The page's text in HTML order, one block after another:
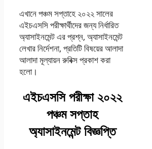
এখানে পঞ্চম সপ্তাহে ২০২২ সালের
এইচএসসি পরীক্ষার্থীদের জন্য নির্ধারিত
অ্যাসাইনমেন্ট এর প্রশ্ন, অ্যাসাইনমেন্ট
লেখার নির্দেশনা, প্রতিটি বিষয়ের আলাদা
আলাদা মূল্যায়ন রুবিক্স প্রকাশ করা
হলো।
এইচএসসি পরীক্ষা ২০২২
পঞ্চম সপ্তাহ
অ্যাসাইনমেন্ট বিজ্ঞপ্তি